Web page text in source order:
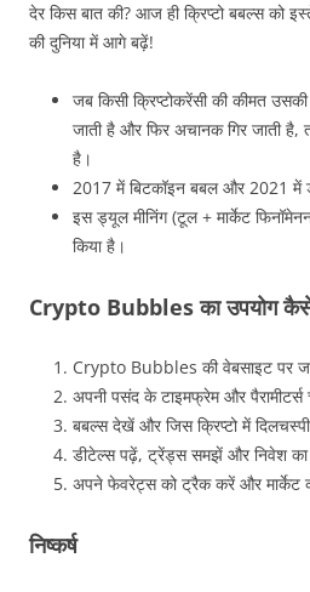
देर किस बात की? आज ही क्रिप्टो बबल्स को
की दुनिया में आगे बढ़ें!
जब किसी क्रिप्टोकरेंसी की कीमत
जाती है और फिर अचानक गिर जाती है,
है।
2017 में बिटकॉइन बबल और 2021 में
इस ड्यूल मीनिंग (टूल + मार्केट
किया है।
Crypto Bubbles का उपयोग
Crypto Bubbles की वेबसाइट पर
अपनी पसंद के टाइमफ्रेम और
बबल्स देखें और जिस क्रिप्टो में
डीटेल्स पढ़ें, ट्रेंड्स समझें और निवेश का
अपने फेवरेट्स को ट्रैक करें और मार्केट
निष्कर्ष